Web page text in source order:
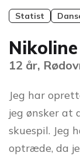
Statist
Nikoline
12 år,
Jeg har
jeg ønsker at
skuespil. Jeg
optræde, da